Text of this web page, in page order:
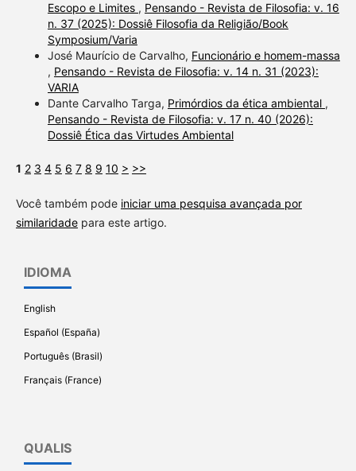
Escopo e Limites , Pensando - Revista de Filosofia: v. 16
n. 37 (2025): Dossiê Filosofia da Religião/Book
Symposium/Varia
José Maurício de Carvalho, Funcionário e homem-massa
, Pensando - Revista de Filosofia: v. 14 n. 31 (2023):
VARIA
Dante Carvalho Targa, Primórdios da ética ambiental ,
Pensando - Revista de Filosofia: v. 17 n. 40 (2026):
Dossiê Ética das Virtudes Ambiental
1 2 3 4 5 6 7 8 9 10 > >>
Você também pode iniciar uma pesquisa avançada por
similaridadepara este artigo.
IDIOMA
English
Español (España)
Português (Brasil)
Français (France)
QUALIS